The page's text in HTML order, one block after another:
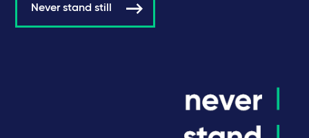
Never stand still